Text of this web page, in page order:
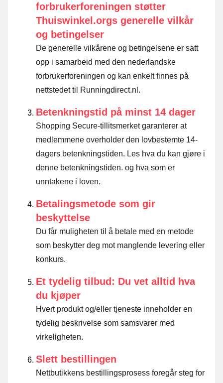
forbrukerforeningen støtter
Thuiswinkel.orgs generelle vilkår
og betingelser
De generelle vilkårene og betingelsene er satt
opp i samarbeid med den nederlandske
forbrukerforeningen og kan enkelt finnes på
nettstedet til Runningdirect.nl.
Betenkningstid på minst 14 dager
Shopping Secure-tillitsmerket garanterer at
medlemmene overholder den lovbestemte 14-
dagers betenkningstiden. Les hva du kan gjøre i
denne betenkningstiden. og hva som er
unntakene i loven.
Betalingsmetode som gir
beskyttelse
Du får muligheten til å betale med en metode
som beskytter deg mot manglende levering eller
konkurs.
Et tydelig tilbud: Du vet alltid hva
du kjøper
Hvert produkt og/eller tjeneste inneholder en
tydelig beskrivelse som samsvarer med
virkeligheten.
Slett bestillingen
Nettbutikkens bestillingsprosess foregår steg for